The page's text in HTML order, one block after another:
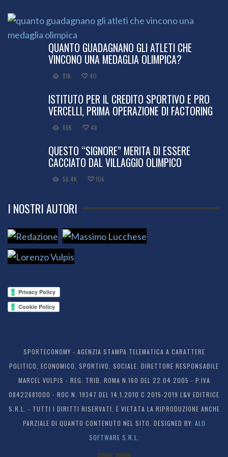
QUANTO GUADAGNANO GLI ATLETI CHE
VINCONO UNA MEDAGLIA OLIMPICA?
81K 40
ISTITUTO PER IL CREDITO SPORTIVO E PRO
VERCELLI, PRIMA OPERAZIONE DI FACTORING
66K 48
QUESTO “SIGNORE” MERITA DI ESSERE
CACCIATO DAL VILLAGGIO OLIMPICO
56.4K 106
I NOSTRI AUTORI
SPORTECONOMY - AGENZIA STAMPA TELEMATICA A CARATTERE
POLITICO, ECONOMICO, SPORTIVO, SOCIALE. DIRETTORE RESPONSABILE
MARCEL VULPIS - REG. TRIB. ROMA N.160 DEL 22.04.2005 - P.IVA
08422681000 - ROC N. 19347 DEL 14.1.2010 C 2015-2019 L&V EDITRICE
S.R.L. - TUTTI I DIRITTI RISERVATI. È VIETATA LA RIPRODUZIONE ANCHE
PARZIALE DI QUANTO CONTENUTO NEL SITO. DESIGNED BY: ALO
SOFTWARE S.R.L.